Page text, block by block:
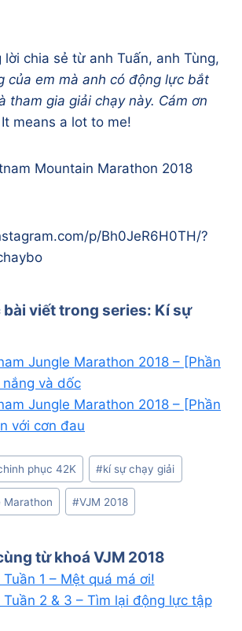
lời chia sẻ từ anh Tuấn, anh Tùng,
của em mà anh có động lực bắt
tham gia giải chạy này. Cám ơn
It means a lot to me!
Mountain Marathon 2018
p/Bh0JeR6H0TH/?
bài viết trong series: Kí sự
Jungle Marathon 2018 – [Phần
nắng và dốc
Jungle Marathon 2018 – [Phần
với cơn đau
phục 42K #kí sự chạy giải
Marathon #VJM 2018
từ khoá VJM 2018
Tuần 1 – Mệt quá má ơi!
Tuần 2 & 3 – Tìm lại động lực tập